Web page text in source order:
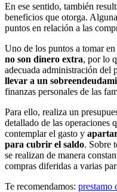
En ese sentido, también
beneficios que otorga.
puntos en relación a las
Uno de los puntos a tomar en
no son dinero extra, por lo
adecuada administración del
llevar a un
finanzas personales de las
Para ello, realiza un
detallado de las operaciones
contemplar el gasto y
para cubrir el saldo. Sobre
se realizan de manera
compras diferidas a varias
Te recomendamos: prestamo